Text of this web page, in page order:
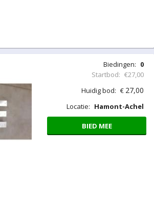
Biedingen: 0
Startbod: €27,00
Huidig bod: € 27,00
Locatie: Hamont-Achel
BIED MEE